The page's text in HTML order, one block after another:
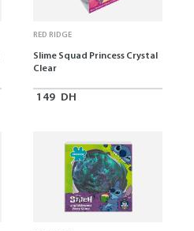
RED RIDGE
Slime Squad Princess Crystal
Clear
149 DH